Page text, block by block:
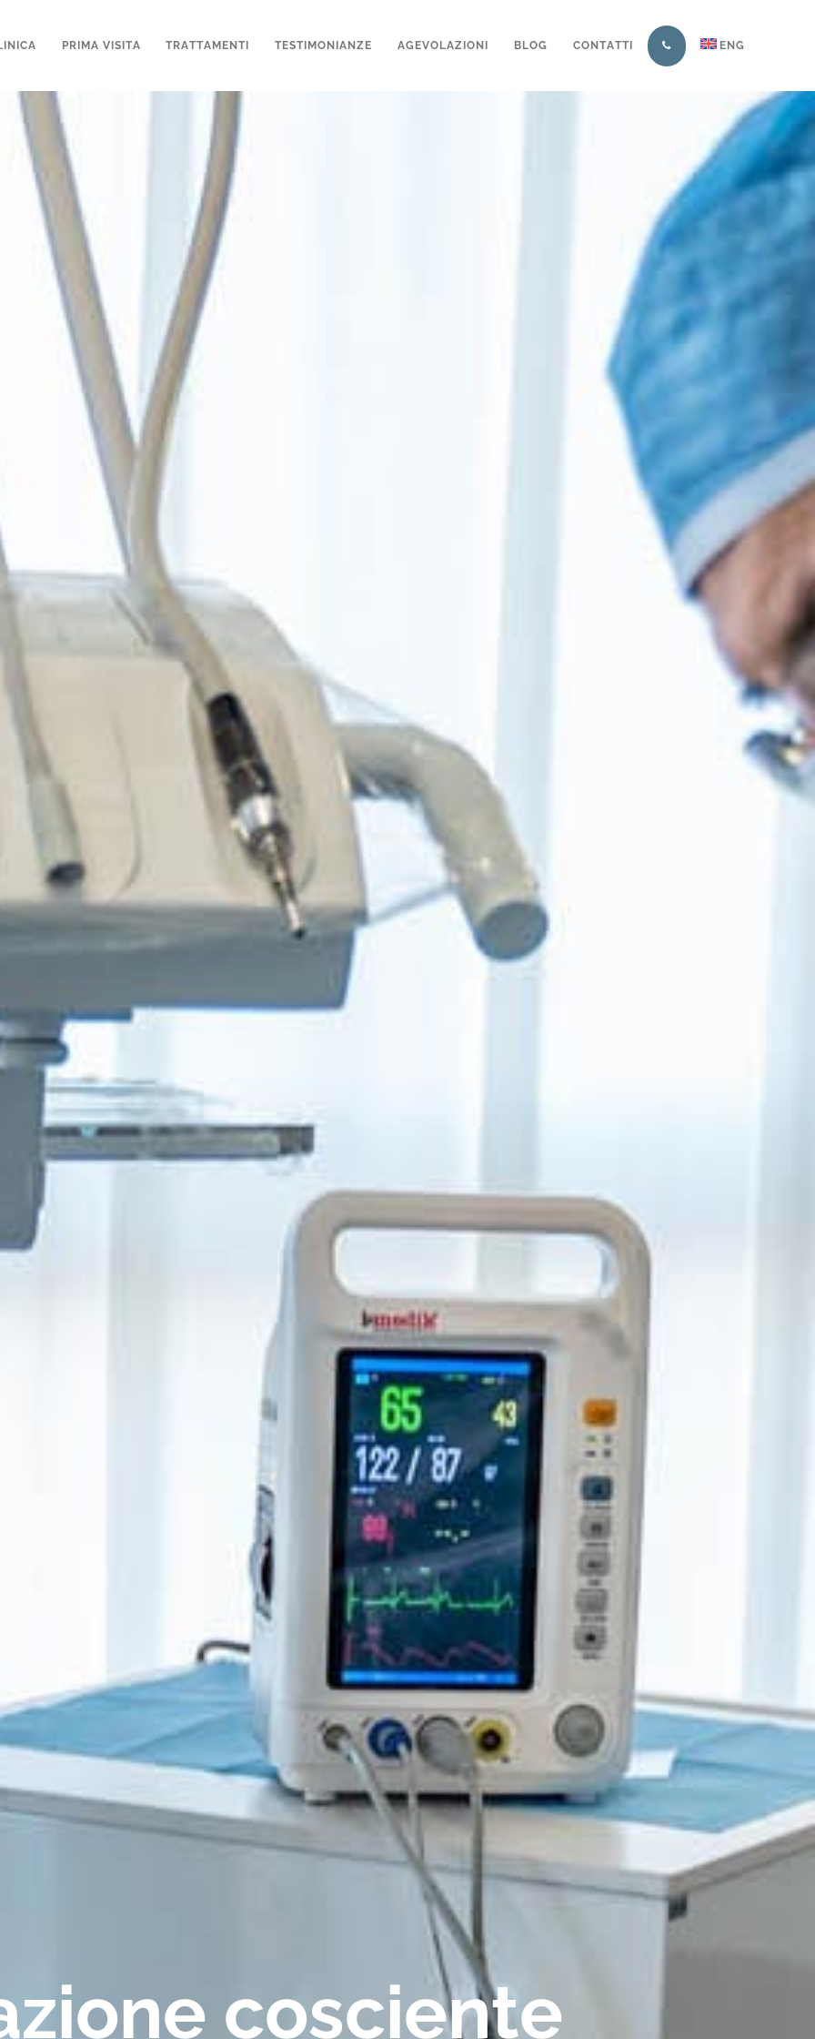
PRIMA VISITA TRATTAMENTI TESTIMONIANZE AGEVOLAZIONI BLOG CONTATTI ENG
cosciente